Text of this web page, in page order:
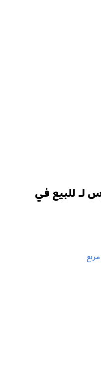
لـ للبيع في